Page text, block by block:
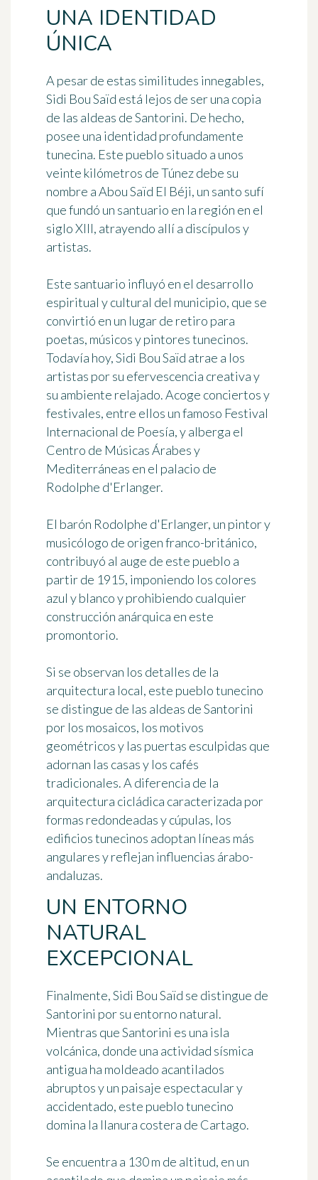
UNA IDENTIDAD
ÚNICA
A pesar de estas similitudes innegables,
Sidi Bou Saïd está lejos de ser una copia
de las aldeas de Santorini. De hecho,
posee una identidad profundamente
tunecina. Este pueblo situado a unos
veinte kilómetros de Túnez debe su
nombre aAbou Saïd El Béji, un santo sufí
que fundó un santuario en la región en el
siglo XIII, atrayendo allí a discípulos y
artistas.
Este santuario influyó en el desarrollo
espiritual y cultural del municipio, que se
convirtió en un lugar de retiro para
poetas, músicos y pintores tunecinos.
Todavía hoy,Sidi Bou Saïd atrae a los
artistas por su efervescencia creativa y
su ambiente relajado. Acoge conciertos y
festivales, entre ellos un famoso Festival
Internacional de Poesía, y alberga el
Centro de Músicas Árabes y
Mediterráneas en el palacio de
Rodolphe d'Erlanger.
El barón Rodolphe d'Erlanger, un pintor y
musicólogo de origen franco-británico,
contribuyó al auge de este pueblo a
partir de 1915, imponiendo los colores
azul y blanco y prohibiendo cualquier
construcción anárquica en este
promontorio.
Si se observan los detalles de la
arquitectura local, este pueblo tunecino
se distingue de las aldeas de Santorini
por los mosaicos, los motivos
geométricos y las puertas esculpidas que
adornan las casas y los cafés
tradicionales. A diferencia de la
arquitectura cicládica caracterizada por
formas redondeadas y cúpulas, los
edificios tunecinos adoptan líneas más
angulares y reflejan influencias árabo-
andaluzas.
UN ENTORNO
NATURAL
EXCEPCIONAL
Finalmente, Sidi Bou Saïd se distingue de
Santorini por su entorno natural.
Mientras que Santorini es una isla
volcánica, donde una actividad sísmica
antigua ha moldeado acantilados
abruptos y un paisaje espectacular y
accidentado, este pueblo tunecino
domina la llanura costera de Cartago.
Se encuentra a 130 m de altitud, en un